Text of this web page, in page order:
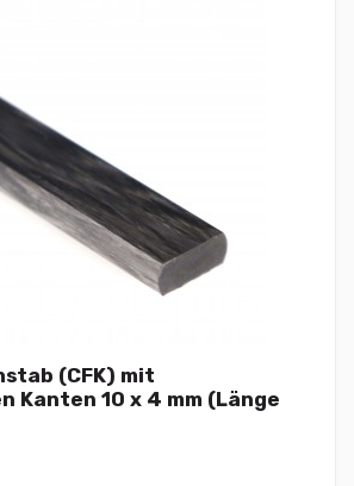
(CFK) mit
Kanten 10 x 4 mm (Länge